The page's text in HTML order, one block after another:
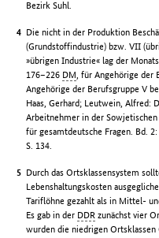
Bezirk Suhl.
Die nicht in der Produktion
(Grundstoffindustrie) bzw. VII
»übrigen Industrie« lag der
176–226 DM, für Angehörige der
Angehörige der Berufsgruppe V
Haas, Gerhard; Leutwein, Alfred:
Arbeitnehmer in der Sowjetischen
für gesamtdeutsche Fragen. Bd.
S. 134.
Durch das Ortsklassensystem
Lebenshaltungskosten
Tariflöhne gezahlt als in Mittel-
Es gab in der DDR zunächst vier
wurden die niedrigen Ortsklassen